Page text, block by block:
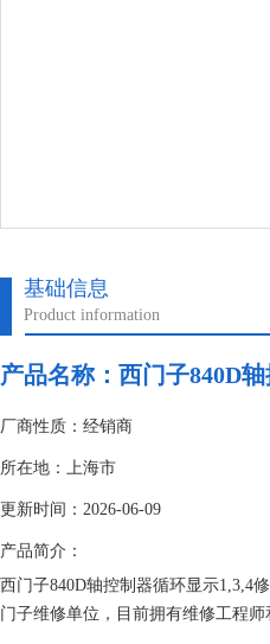
基础信息
Product information
产品名称： 西门子840D
厂商性质：经销商
所在地：上海市
更新时间：2026-06-09
产品简介：
西门子840D轴控制器循环显示1,3,4
门子维修单位，目前拥有维修工程